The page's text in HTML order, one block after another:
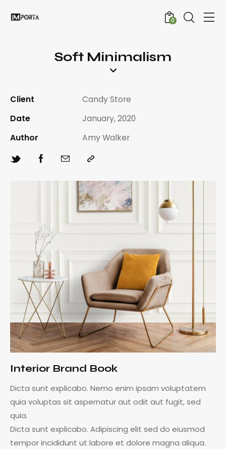
0
Soft Minimalism
Client
Candy Store
Date
January, 2020
Author
Amy Walker
Interior Brand Book
Dicta sunt explicabo. Nemo enim ipsam voluptatem
quia voluptas sit aspernatur aut odit aut fugit, sed
quia.
Dicta sunt explicabo. Adipiscing elit sed do eiusmod
tempor incididunt ut labore et dolore magna aliqua.